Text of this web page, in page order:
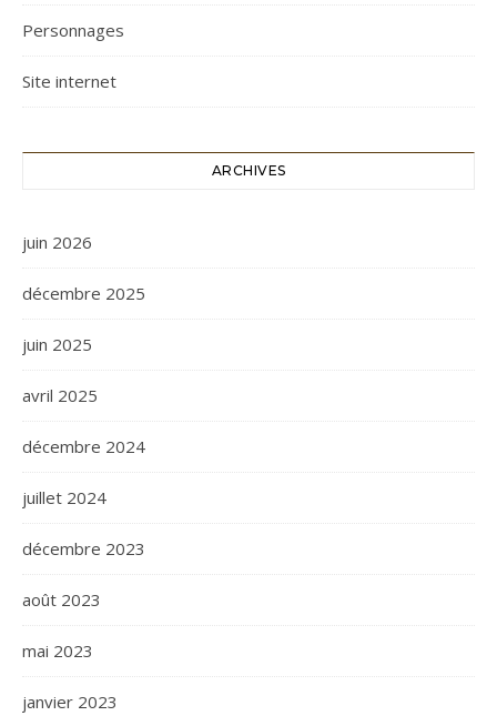
Personnages
Site internet
ARCHIVES
juin 2026
décembre 2025
juin 2025
avril 2025
décembre 2024
juillet 2024
décembre 2023
août 2023
mai 2023
janvier 2023